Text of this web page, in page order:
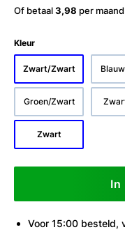
Of betaal3,98 per
Kleur
Zwart/Zwart
Groen/Zwart
Zwart
In
Voor 15:00 besteld,